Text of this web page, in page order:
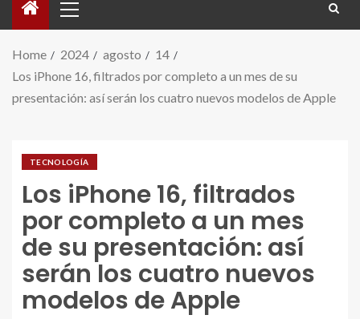
Home 2024 agosto
14
Los iPhone 16, filtrados por completo a un mes de su
presentación: así serán los cuatro nuevos modelos de Apple
TECNOLOGÍA
Los iPhone 16, filtrados
por completo a un mes
de su presentación: así
serán los cuatro nuevos
modelos de Apple